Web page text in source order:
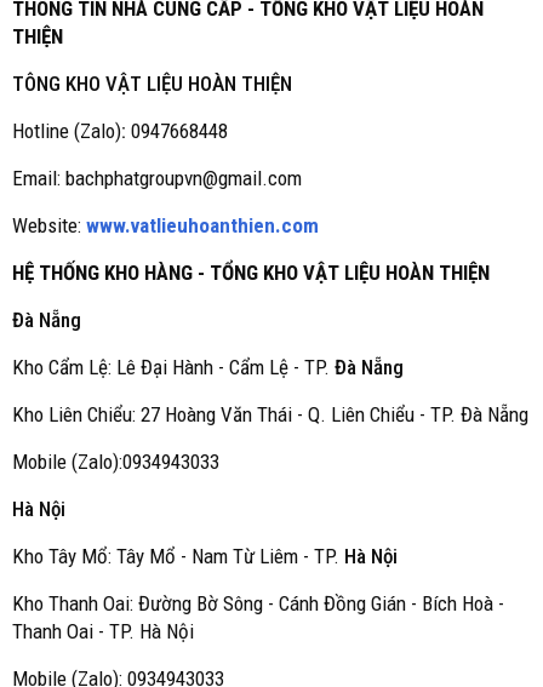
THÔNG TIN NHÀ CUNG CẤP - TỔNG KHO VẬT LIỆU HOÀN
THIỆN
TÔNG KHO VẬT LIỆU HOÀN THIỆN
Hotline (Zalo): 0947668448
Email: bachphatgroupvn@gmail.com
Website: www.vatlieuhoanthien.com
HỆ THỐNG KHO HÀNG - TỔNG KHO VẬT LIỆU HOÀN THIỆN
Đà Nẵng
Kho Cẩm Lệ: Lê Đại Hành - Cẩm Lệ - TP. Đà Nẵng
Kho Liên Chiểu: 27 Hoàng Văn Thái - Q. Liên Chiểu - TP. Đà Nẵng
Mobile (Zalo):0934943033
Hà Nội
Kho Tây Mổ: Tây Mổ - Nam Từ Liêm - TP. Hà Nội
Kho Thanh Oai: Đường Bờ Sông - Cánh Đồng Gián - Bích Hoà -
Thanh Oai - TP. Hà Nội
Mobile (Zalo): 0934943033